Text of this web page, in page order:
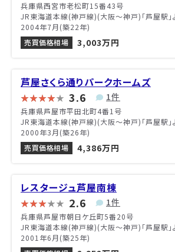
兵庫県西宮市老松町15番43号
JR東海道本線(神戸線)(大阪～神戸)「芦屋駅」
2004年7月(築22年)
売買価格相場
3,003万円
芦屋さくら通りパークホームズ
3.6 1件
兵庫県芦屋市平田北町4番1号
JR東海道本線(神戸線)(大阪～神戸)「芦屋駅」
2000年3月(築26年)
売買価格相場
4,386万円
レスタージュ芦屋南棟
2.6 1件
兵庫県芦屋市朝日ケ丘町5番20号
JR東海道本線(神戸線)(大阪～神戸)「芦屋駅」
2001年6月(築25年)